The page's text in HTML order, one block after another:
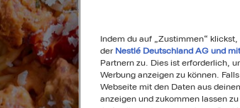
Indem du auf „Zustimmen“
der Nestlé Deutschland AG und
Partnern zu. Dies ist erforderlich,
Werbung anzeigen zu können.
Webseite mit den Daten aus
anzeigen und zukommen lassen